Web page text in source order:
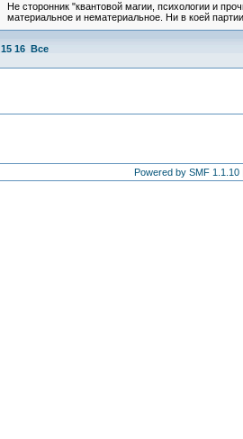
Не сторонник "квантовой магии, психологии и
материальное и нематериальное. Ни в коей
15 16 Все
Powered by SMF 1.1.10